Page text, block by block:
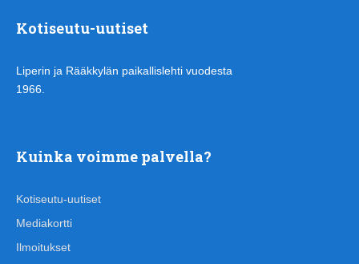
Kotiseutu-uutiset
Liperin ja Rääkkylän paikallislehti vuodesta
1966.
Kuinka voimme palvella?
Kotiseutu-uutiset
Mediakortti
Ilmoitukset